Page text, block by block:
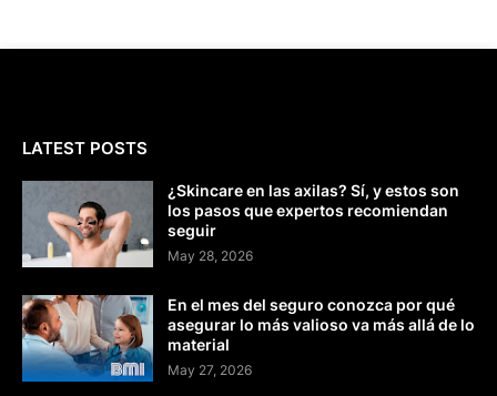
LATEST POSTS
¿Skincare en las axilas? Sí, y estos son
los pasos que expertos recomiendan
seguir
May 28, 2026
En el mes del seguro conozca por qué
asegurar lo más valioso va más allá de lo
material
May 27, 2026